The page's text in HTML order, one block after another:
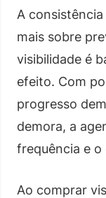
A
mais sobre
visibilidade é
efeito. Com
progresso
demora, a
frequência e o
Ao comprar